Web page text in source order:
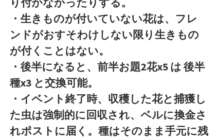
・生きものが付いていない花は、フレ
ンドがおすそわけしない限り生きもの
が付くことはない。
・後半になると、前半お題2花x5 は 後半
種x3 と交換可能。
・イベント終了時、収穫した花と捕獲し
た虫は強制的に回収され、ベルに換金さ
れポストに届く。種はそのまま手元に残